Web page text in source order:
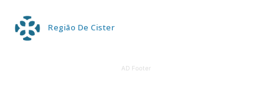
Região De Cister
AD Footer